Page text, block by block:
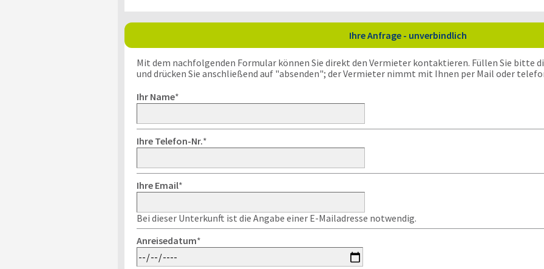
Ihre Anfrage - unverbindlich
Mit dem nachfolgenden Formular können Sie direkt den Vermieter kontaktieren. Füllen Sie bitte
und drücken Sie anschließend auf "absenden"; der Vermieter nimmt mit Ihnen per Mail oder
Ihr Name*
Ihre Telefon-Nr.*
Ihre Email*
Bei dieser Unterkunft ist die Angabe einer E-Mailadresse notwendig.
Anreisedatum*